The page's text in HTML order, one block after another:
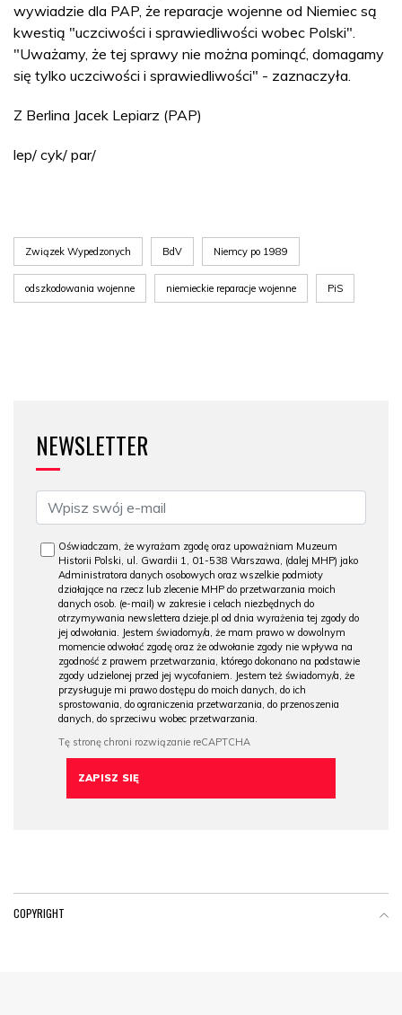
wywiadzie dla PAP, że reparacje wojenne od Niemiec są
kwestią "uczciwości i sprawiedliwości wobec Polski".
"Uważamy, że tej sprawy nie można pominąć, domagamy
się tylko uczciwości i sprawiedliwości" - zaznaczyła.
Z Berlina Jacek Lepiarz (PAP)
lep/ cyk/ par/
Związek Wypedzonych BdV Niemcy po 1989
odszkodowania wojenne niemieckie reparacje wojenne PiS
NEWSLETTER
Oświadczam, że wyrażam zgodę oraz upoważniam Muzeum
Historii Polski, ul. Gwardii 1, 01-538 Warszawa, (dalej MHP) jako
Administratora danych osobowych oraz wszelkie podmioty
działające na rzecz lub zlecenie MHP do przetwarzania moich
danych osob. (e-mail) w zakresie i celach niezbędnych do
otrzymywania newslettera dzieje.pl od dnia wyrażenia tej zgody do
jej odwołania. Jestem świadomy/a, że mam prawo w dowolnym
momencie odwołać zgodę oraz że odwołanie zgody nie wpływa na
zgodność z prawem przetwarzania, którego dokonano na podstawie
zgody udzielonej przed jej wycofaniem. Jestem też świadomy/a, że
przysługuje mi prawo dostępu do moich danych, do ich
sprostowania, do ograniczenia przetwarzania, do przenoszenia
danych, do sprzeciwu wobec przetwarzania.
COPYRIGHT